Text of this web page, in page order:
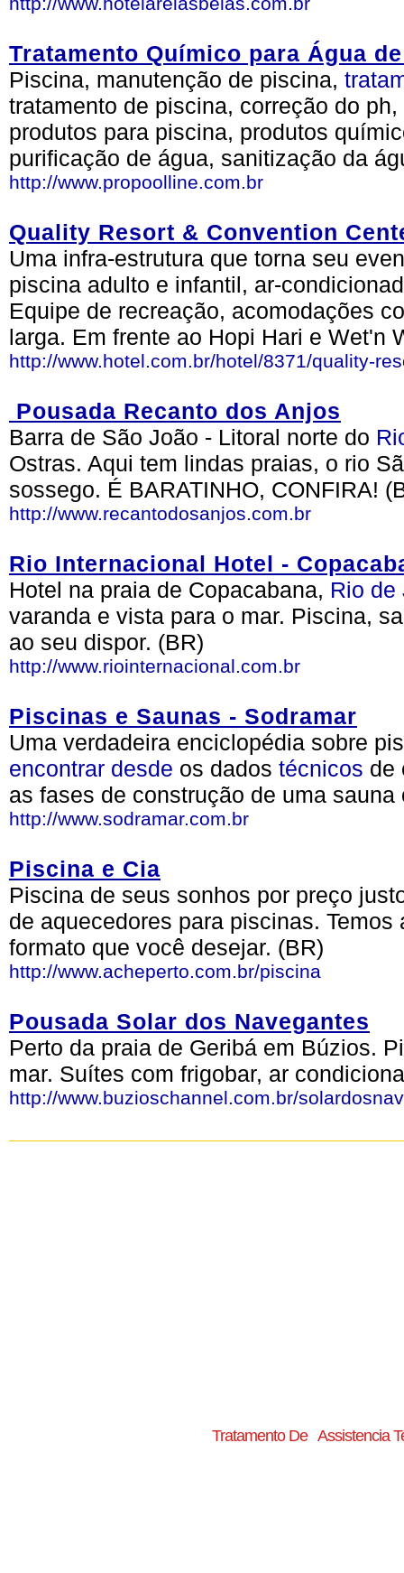
Tratamento Químico para Água
Piscina, manutenção de piscina,
tratamento de piscina, correção do
produtos para piscina, produtos
purificação de água, sanitização da
http://www.propoolline.com.br
Quality Resort & Convention
Uma infra-estrutura que torna seu
piscina adulto e infantil, ar-
Equipe de recreação, acomodações
larga. Em frente ao Hopi Hari e Wet'n
http://www.hotel.com.br/hotel/8371/quality-
Pousada Recanto dos Anjos
Barra de São João - Litoral norte do
Ostras. Aqui tem lindas praias, o rio
sossego. É BARATINHO, CONFIRA!
http://www.recantodosanjos.com.br
Rio Internacional Hotel -
Hotel na praia de Copacabana, Rio de
varanda e vista para o mar. Piscina,
ao seu dispor. (BR)
http://www.riointernacional.com.br
Piscinas e Saunas - Sodramar
Uma verdadeira enciclopédia sobre
encontrar desde os dados técnicos de
as fases de construção de uma sauna
http://www.sodramar.com.br
Piscina e Cia
Piscina de seus sonhos por preço
de aquecedores para piscinas.
formato que você desejar. (BR)
http://www.acheperto.com.br/piscina
Pousada Solar dos Navegantes
Perto da praia de Geribá em Búzios.
mar. Suítes com frigobar, ar
http://www.buzioschannel.com.br/
Tratamento De Assistencia